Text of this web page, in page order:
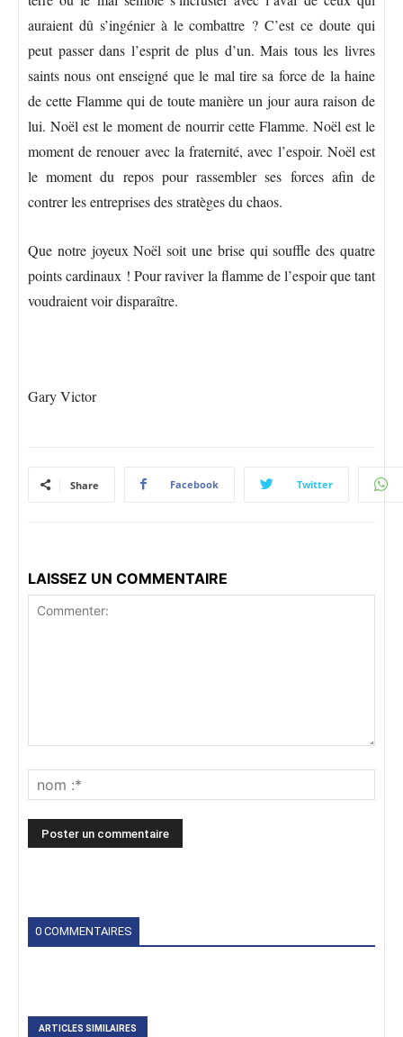
auraient dû s’ingénier à le combattre ? C’est ce doute qui
peut passer dans l’esprit de plus d’un. Mais tous les livres
saints nous ont enseigné que le mal tire sa force de la haine
de cette Flamme qui de toute manière un jour aura raison de
lui. Noël est le moment de nourrir cette Flamme. Noël est le
moment de renouer avec la fraternité, avec l’espoir. Noël est
le moment du repos pour rassembler ses forces afin de
contrer les entreprises des stratèges du chaos.
Que notre joyeux Noël soit une brise qui souffle des quatre
points cardinaux ! Pour raviver la flamme de l’espoir que tant
voudraient voir disparaître.
Gary Victor
Share Facebook Twitter
LAISSEZ UN COMMENTAIRE
0 COMMENTAIRES
ARTICLES SIMILAIRES